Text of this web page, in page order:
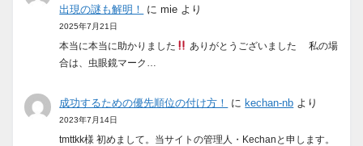
出現の謎も解明！
にmie より
2025年7月21日
本当に本当に助かりました
ありがとうございました 私の場
合は、虫眼鏡マーク…
成功するための優先順位の付け方！ に kechan-nb より
2023年7月14日
tmttkk様 初めまして。当サイトの管理人・Kechanと申します。